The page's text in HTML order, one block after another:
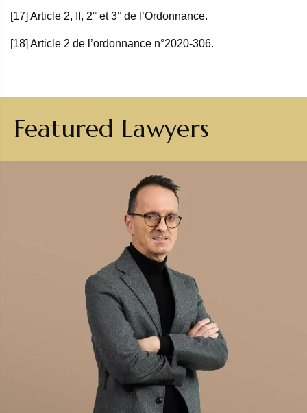
[17] Article 2, II, 2° et 3° de l’Ordonnance.
[18] Article 2 de l’ordonnance n°2020-306.
Featured Lawyers